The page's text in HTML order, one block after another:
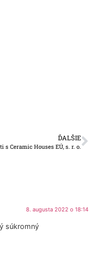
ĎALŠIE
Ceramic Houses EÚ, s. r. o.
8. augusta 2022 o 18:14
súkromný